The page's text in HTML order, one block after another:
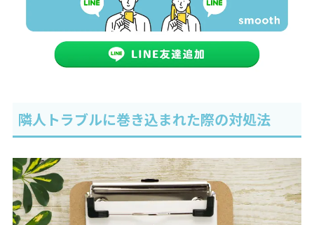
隣人トラブルに巻き込まれた際の対処法